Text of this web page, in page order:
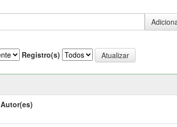
Registro(s)
Autor(es)